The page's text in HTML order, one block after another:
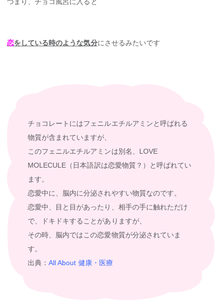
つまり、チョコ風呂に入ると
恋をしている時のような気分にさせるみたいです
チョコレートにはフェニルエチルアミンと呼ばれる
物質が含まれていますが、
このフェニルエチルアミンは別名、LOVE
MOLECULE（日本語訳は恋愛物質？）と呼ばれてい
ます。
恋愛中に、脳内に分泌されやすい物質なのです。
恋愛中、目と目があったり、相手の手に触れただけ
で、ドキドキすることがありますが、
その時、脳内ではこの恋愛物質が分泌されていま
す。
出典：All About 健康・医療